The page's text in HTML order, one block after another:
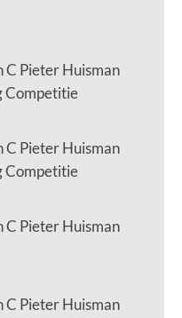
C Pieter Huisman
Competitie
C Pieter Huisman
Competitie
C Pieter Huisman
C Pieter Huisman